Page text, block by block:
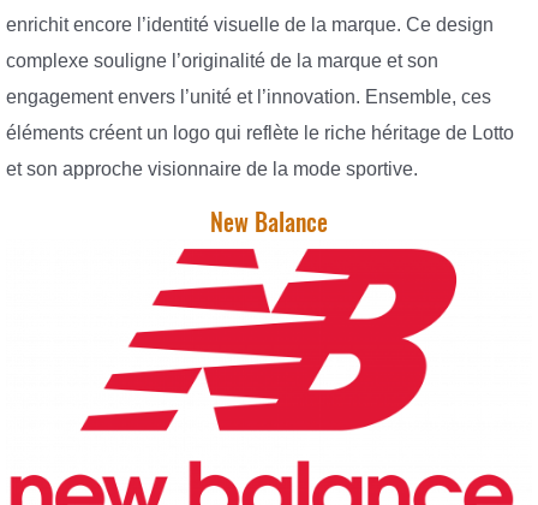
enrichit encore l’identité visuelle de la marque. Ce design
complexe souligne l’originalité de la marque et son
engagement envers l’unité et l’innovation. Ensemble, ces
éléments créent un logo qui reflète le riche héritage de Lotto
et son approche visionnaire de la mode sportive.
New Balance